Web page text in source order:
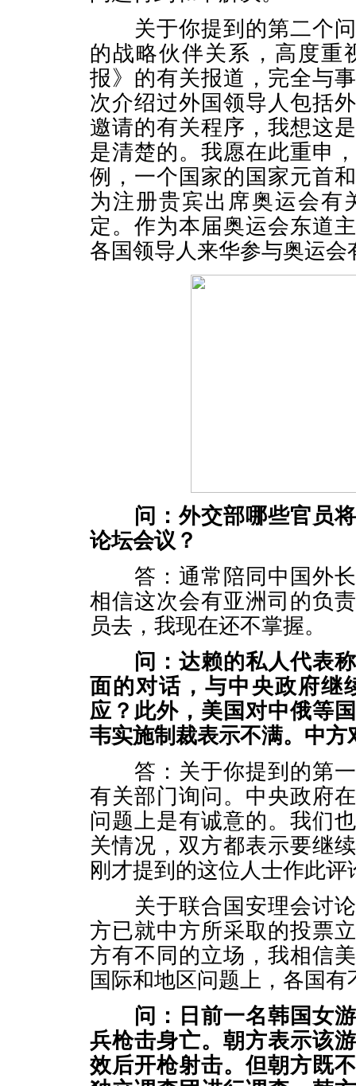
关于你提到的第二个问
的战略伙伴关系，高度重
报》的有关报道，完全与
次介绍过外国领导人包括
邀请的有关程序，我想这
是清楚的。我愿在此重申
例，一个国家的国家元首
为注册贵宾出席奥运会有
定。作为本届奥运会东道
各国领导人来华参与奥运会
问：外交部哪些官员
论坛会议？
答：通常陪同中国外长
相信这次会有亚洲司的负
员去，我现在还不掌握。
问：达赖的私人代表
面的对话，与中央政府继
应？此外，美国对中俄等
韦实施制裁表示不满。中方
答：关于你提到的第一
有关部门询问。中央政府
问题上是有诚意的。我们
关情况，双方都表示要继
刚才提到的这位人士作此
关于联合国安理会讨论
方已就中方所采取的投票
方有不同的立场，我相信
国际和地区问题上，各国
问：日前一名韩国女
兵枪击身亡。朝方表示该
效后开枪射击。但朝方既